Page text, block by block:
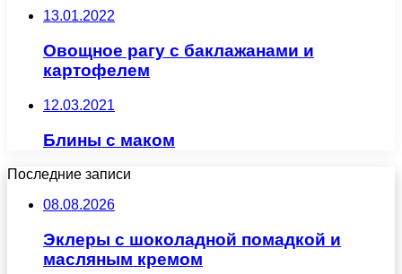
13.01.2022
Овощное рагу с баклажанами и
картофелем
12.03.2021
Блины с маком
Последние записи
08.08.2026
Эклеры с шоколадной помадкой и
масляным кремом